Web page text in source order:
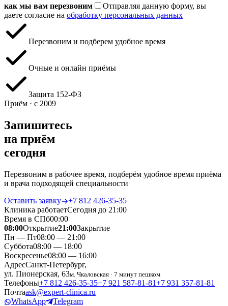
как мы вам перезвоним
Отправляя данную форму, вы
даете согласие на обработку персональных данных
Перезвоним и подберем удобное время
Очные и онлайн приёмы
Защита 152‑ФЗ
Приём · с 2009
Запишитесь
на приём
сегодня
Перезвоним в рабочее время, подберём удобное время приёма
и врача подходящей специальности
Оставить заявку
+7 812 426‑35‑35
Клиника работаетСегодня до 21:00
Время в СПб00:00
08:00Открытие21:00Закрытие
Пн — Пт08:00 — 21:00
Суббота08:00 — 18:00
Воскресенье08:00 — 16:00
АдресСанкт-Петербург,
ул. Пионерская, 63м. Чкаловская · 7 минут пешком
Телефоны+7 812 426‑35‑35+7 921 587‑81‑81+7 931 357‑81‑81
Почтаask@expert-clinica.ru
WhatsApp
Telegram